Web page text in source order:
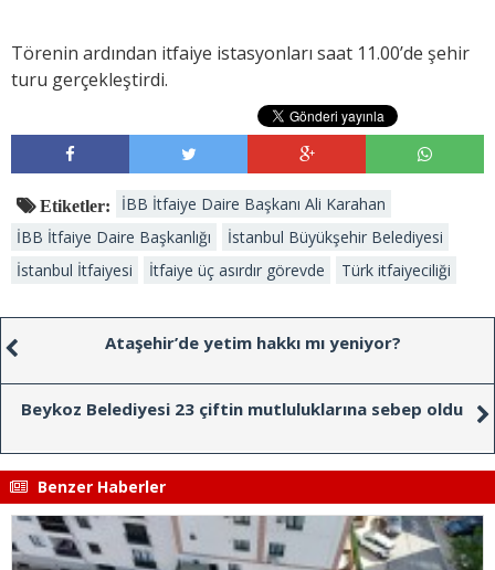
Törenin ardından itfaiye istasyonları saat 11.00’de şehir
turu gerçekleştirdi.
Etiketler:
İBB İtfaiye Daire Başkanı Ali Karahan
İBB İtfaiye Daire Başkanlığı
İstanbul Büyükşehir Belediyesi
İstanbul İtfaiyesi
İtfaiye üç asırdır görevde Türk itfaiyeciliği
Ataşehir’de yetim hakkı mı yeniyor?
Beykoz Belediyesi 23 çiftin mutluluklarına sebep oldu
Benzer Haberler